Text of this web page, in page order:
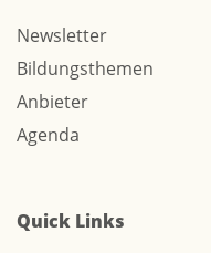
Newsletter
Bildungsthemen
Anbieter
Agenda
Quick Links